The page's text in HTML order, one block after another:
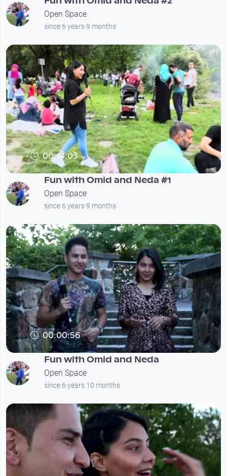
Open Space
since 6 years 9 months
00:14:03
Fun with Omid and Neda #1
Open Space
since 6 years 9 months
00:00:56
Fun with Omid and Neda
Open Space
since 6 years 10 months